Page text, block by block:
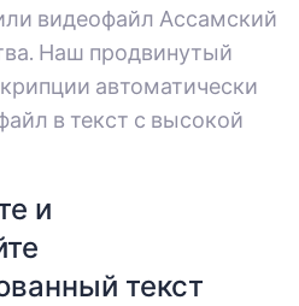
видеофайл Ассамский
Наш продвинутый
автоматически
в текст с высокой
и
текст